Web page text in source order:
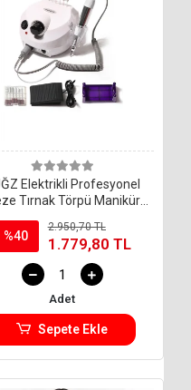
Elektrikli Profesyonel
Tırnak Törpü Manikür
35000 RPM
%40
2.950,70 TL
1.779,80 TL
Adet
Sepete Ekle